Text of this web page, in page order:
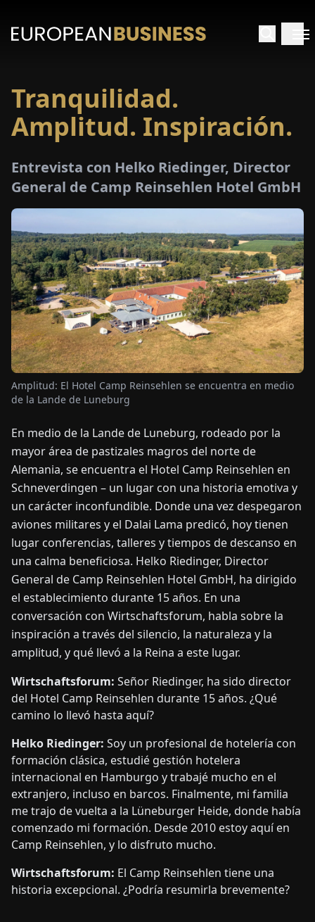
E-
PAPEL
ENDEFRESITNLPLHU
CONTÁCTENOS
Tranquilidad.
Amplitud. Inspiración.
Entrevista con Helko Riedinger, Director
General de Camp Reinsehlen Hotel GmbH
Amplitud: El Hotel Camp Reinsehlen se encuentra en medio
de la Lande de Luneburg
En medio de la Lande de Luneburg, rodeado por la
mayor área de pastizales magros del norte de
Alemania, se encuentra el Hotel Camp Reinsehlen en
Schneverdingen – un lugar con una historia emotiva y
un carácter inconfundible. Donde una vez despegaron
aviones militares y el Dalai Lama predicó, hoy tienen
lugar conferencias, talleres y tiempos de descanso en
una calma beneficiosa. Helko Riedinger, Director
General de Camp Reinsehlen Hotel GmbH, ha dirigido
el establecimiento durante 15 años. En una
conversación con Wirtschaftsforum, habla sobre la
inspiración a través del silencio, la naturaleza y la
amplitud, y qué llevó a la Reina a este lugar.
Wirtschaftsforum: Señor Riedinger, ha sido director
del Hotel Camp Reinsehlen durante 15 años. ¿Qué
camino lo llevó hasta aquí?
Helko Riedinger: Soy un profesional de hotelería con
formación clásica, estudié gestión hotelera
internacional en Hamburgo y trabajé mucho en el
extranjero, incluso en barcos. Finalmente, mi familia
me trajo de vuelta a la Lüneburger Heide, donde había
comenzado mi formación. Desde 2010 estoy aquí en
Camp Reinsehlen, y lo disfruto mucho.
Wirtschaftsforum: El Camp Reinsehlen tiene una
historia excepcional. ¿Podría resumirla brevemente?